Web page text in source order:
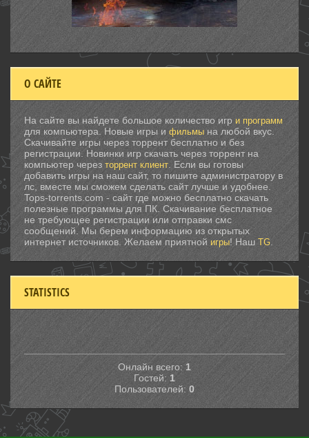
О САЙТЕ
На сайте вы найдете большое количество игр и программ
для компьютера. Новые игры и фильмы на любой вкус.
Скачивайте игры через торрент бесплатно и без
регистрации. Новинки игр скачать через торрент на
компьютер через торрент клиент . Если вы готовы
добавить игры на наш сайт, то пишите администратору в
лс, вместе мы сможем сделать сайт лучше и удобнее.
Tops-torrents.com - сайт где можно бесплатно скачать
полезные программы для ПК. Скачивание бесплатное
не требующее регистрации или отправки смс
сообщений. Мы берем информацию из открытых
интернет источников. Желаем приятной игры! Наш TG
STATISTICS
Онлайн всего: 1
Гостей: 1
Пользователей: 0